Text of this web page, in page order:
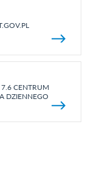
7.6 CENTRUM
DZIENNEGO